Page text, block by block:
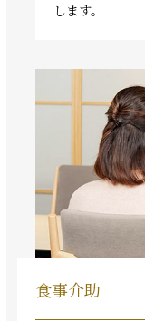
します。
食事介助